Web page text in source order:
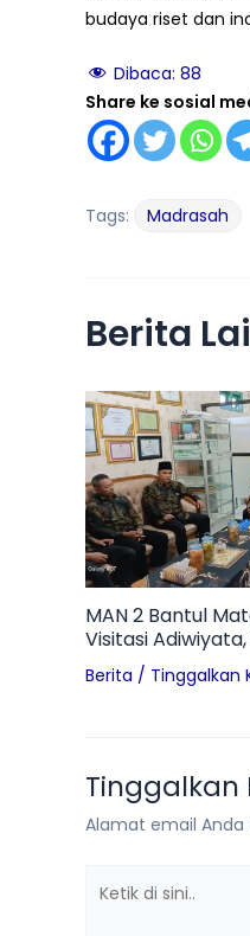
budaya riset dan
Dibaca: 88
Share ke sosial
Tags: Madrasah
Berita
MAN 2 Bantul
Visitasi
HUT Kemerdekaan
Berita / Tinggalkan
Tinggalkan
Alamat email Anda